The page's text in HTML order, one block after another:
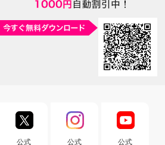
公式 公式 公式